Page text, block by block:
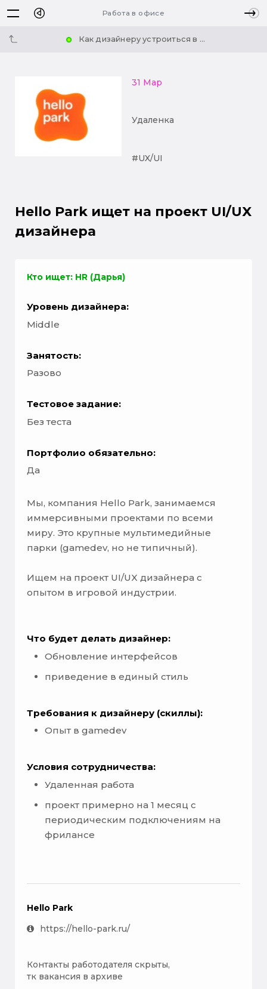
Работа в офисе
Как дизайнеру устроиться в ...
31 Мар
Удаленка
#UX/UI
Hello Park ищет на проект UI/UX
дизайнера
Кто ищет: HR (Дарья)
Уровень дизайнера:
Middle
Занятость:
Разово
Тестовое задание:
Без теста
Портфолио обязательно:
Да
Мы, компания Hello Park, занимаемся
иммерсивными проектами по всеми
миру. Это крупные мультимедийные
парки (gamedev, но не типичный).
Ищем на проект UI/UX дизайнера с
опытом в игровой индустрии.
Что будет делать дизайнер:
Обновление интерфейсов
приведение в единый стиль
Требования к дизайнеру (скиллы):
Опыт в gamedev
Условия сотрудничества:
Удаленная работа
проект примерно на 1 месяц с
периодическим подключениям на
фрилансе
Hello Park
https://hello-park.ru/
Контакты работодателя скрыты,
тк вакансия в архиве